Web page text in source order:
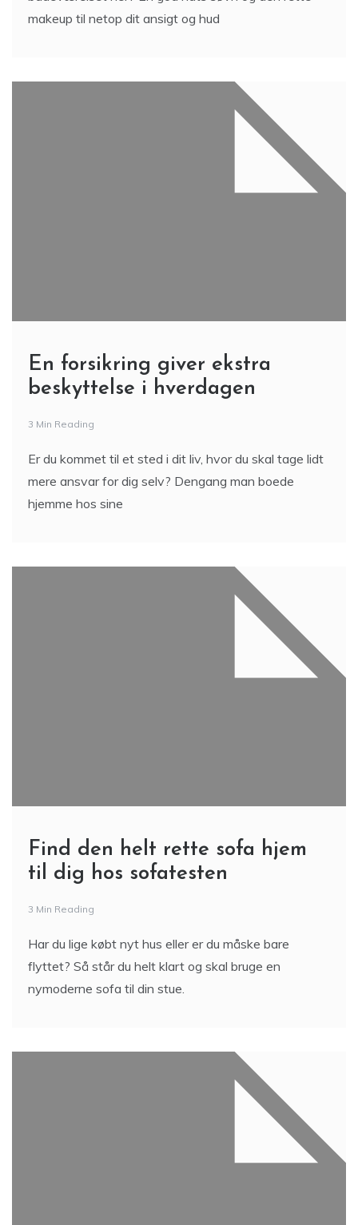
makeup til netop dit ansigt og hud
En forsikring giver ekstra
beskyttelse i hverdagen
3 Min Reading
Er du kommet til et sted i dit liv, hvor du skal tage lidt
mere ansvar for dig selv? Dengang man boede
hjemme hos sine
Find den helt rette sofa hjem
til dig hos sofatesten
3 Min Reading
Har du lige købt nyt hus eller er du måske bare
flyttet? Så står du helt klart og skal bruge en
nymoderne sofa til din stue.